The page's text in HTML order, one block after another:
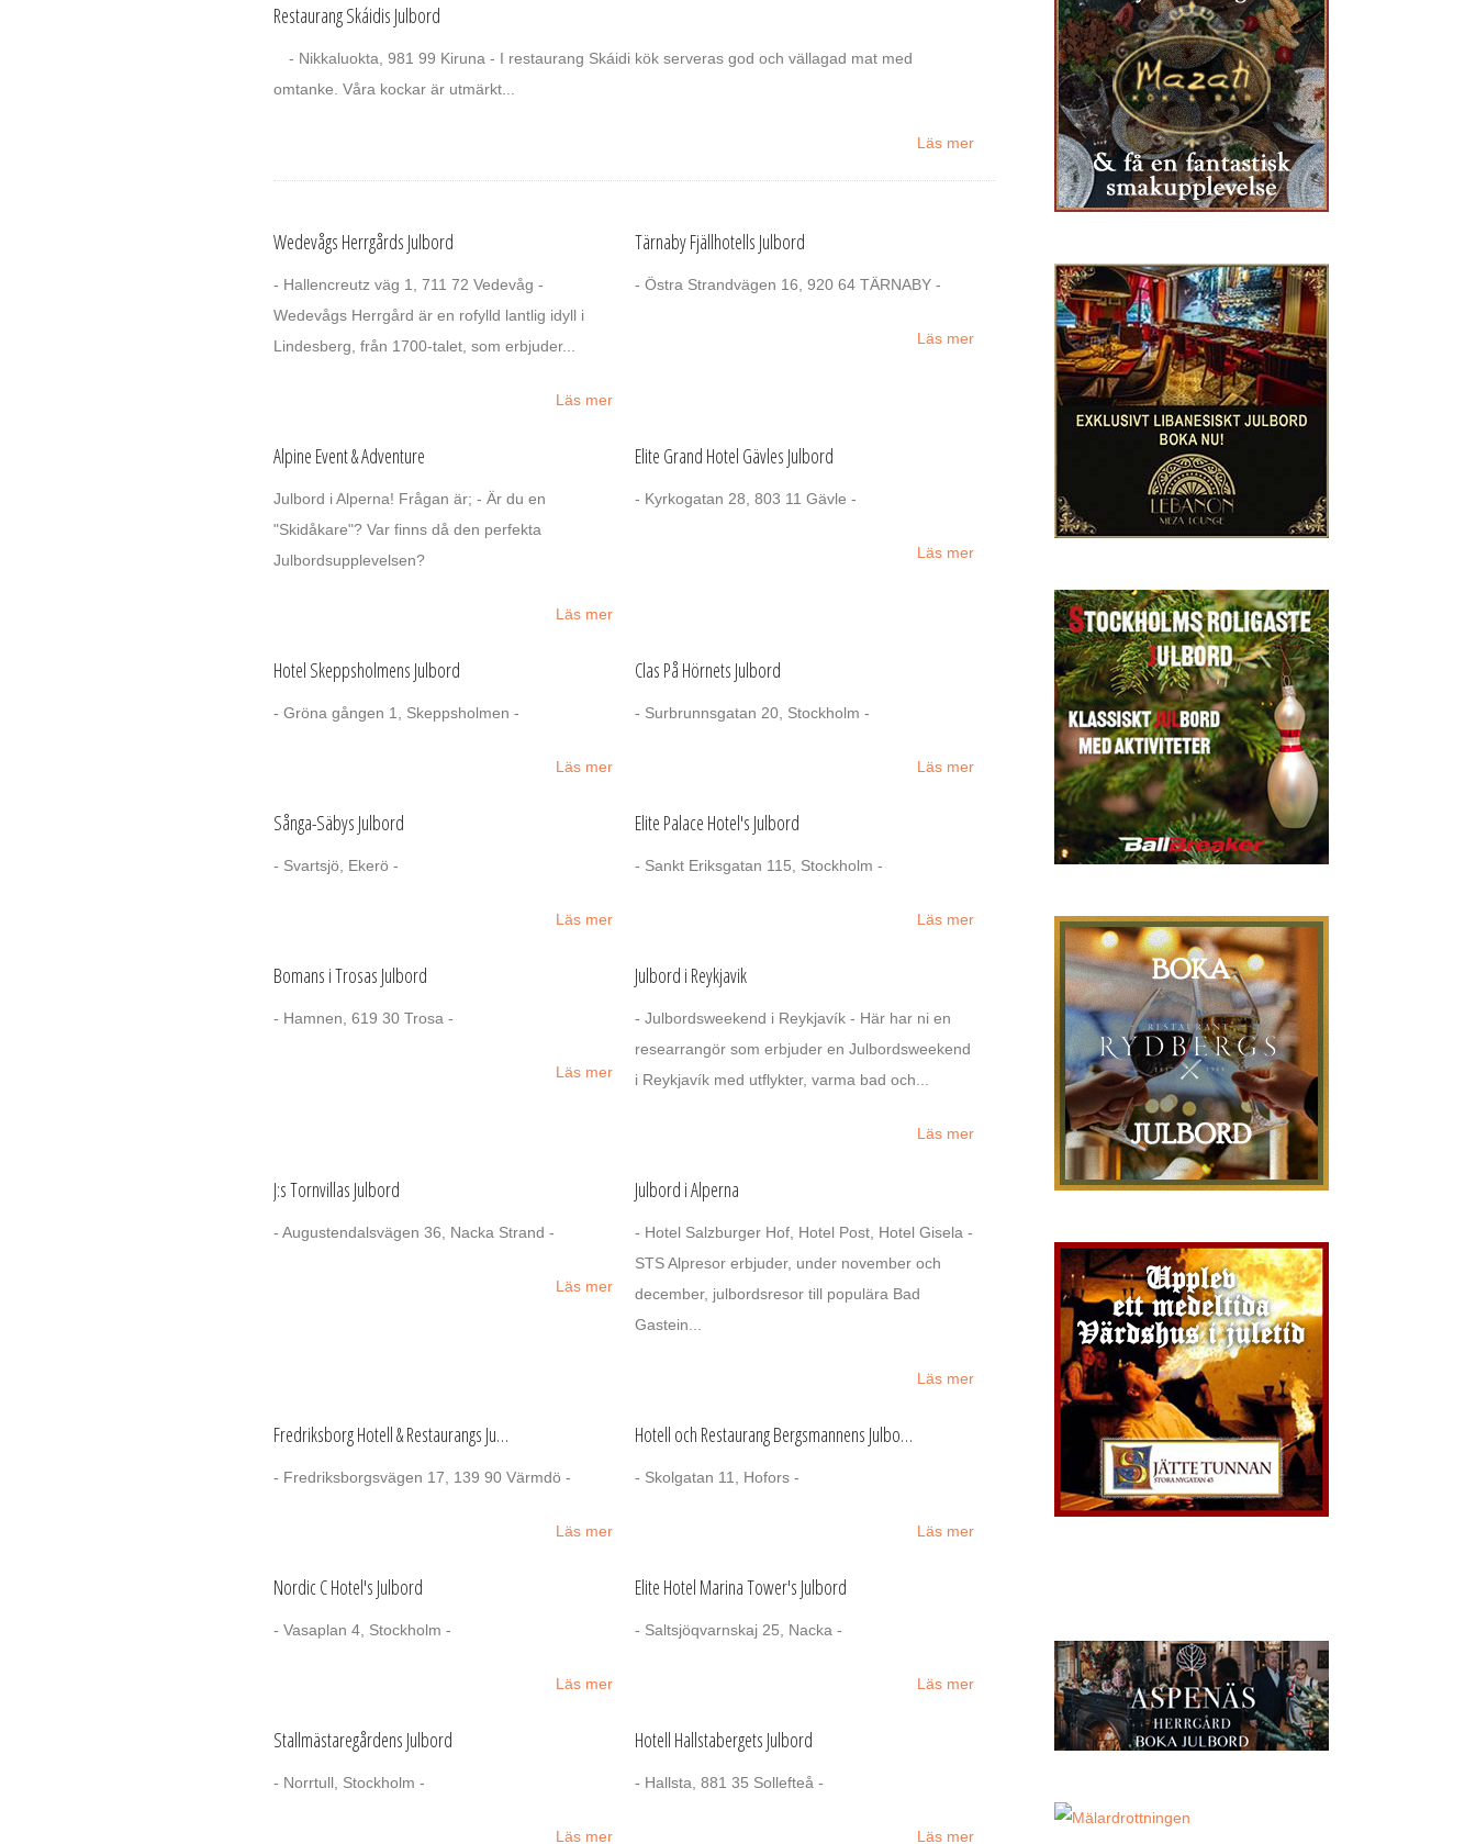
Restaurang Skáidis Julbord
- Nikkaluokta, 981 99 Kiruna - I restaurang Skáidi kök serveras god och vällagad mat med
omtanke. Våra kockar är utmärkt...
Läs mer
Wedevågs Herrgårds Julbord
- Hallencreutz väg 1, 711 72 Vedevåg -
Wedevågs Herrgård är en rofylld lantlig idyll i
Lindesberg, från 1700-talet, som erbjuder...
Läs mer
Tärnaby Fjällhotells Julbord
- Östra Strandvägen 16, 920 64 TÄRNABY -
Läs mer
Alpine Event & Adventure
Julbord i Alperna! Frågan är; - Är du en
"Skidåkare"? Var finns då den perfekta
Julbordsupplevelsen?
Läs mer
Elite Grand Hotel Gävles Julbord
- Kyrkogatan 28, 803 11 Gävle -
Läs mer
Hotel Skeppsholmens Julbord
- Gröna gången 1, Skeppsholmen -
Läs mer
Clas På Hörnets Julbord
- Surbrunnsgatan 20, Stockholm -
Läs mer
Sånga-Säbys Julbord
- Svartsjö, Ekerö -
Läs mer
Elite Palace Hotel's Julbord
- Sankt Eriksgatan 115, Stockholm -
Läs mer
Bomans i Trosas Julbord
- Hamnen, 619 30 Trosa -
Läs mer
Julbord i Reykjavik
- Julbordsweekend i Reykjavík - Här har ni en
researrangör som erbjuder en Julbordsweekend
i Reykjavík med utflykter, varma bad och...
Läs mer
J:s Tornvillas Julbord
- Augustendalsvägen 36, Nacka Strand -
Läs mer
Julbord i Alperna
- Hotel Salzburger Hof, Hotel Post, Hotel Gisela -
STS Alpresor erbjuder, under november och
december, julbordsresor till populära Bad
Gastein...
Läs mer
Fredriksborg Hotell & Restaurangs Ju…
- Fredriksborgsvägen 17, 139 90 Värmdö -
Läs mer
Hotell och Restaurang Bergsmannens Julbo…
- Skolgatan 11, Hofors -
Läs mer
Nordic C Hotel's Julbord
- Vasaplan 4, Stockholm -
Läs mer
Elite Hotel Marina Tower's Julbord
- Saltsjöqvarnskaj 25, Nacka -
Läs mer
Stallmästaregårdens Julbord
- Norrtull, Stockholm -
Läs mer
Hotell Hallstabergets Julbord
- Hallsta, 881 35 Sollefteå -
Läs mer